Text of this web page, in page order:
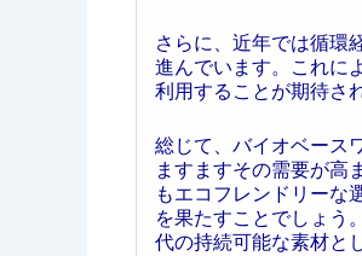
さらに、近年では循環
進んでいます。これに
利用することが期待さ
総じて、バイオベース
ますますその需要が高
もエコフレンドリーな
を果たすことでしょう
代の持続可能な素材と